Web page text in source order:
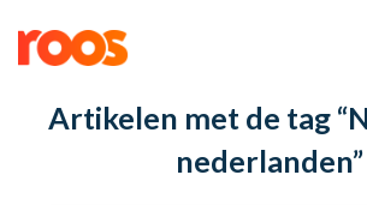
Artikelen met de tag
nederlanden”